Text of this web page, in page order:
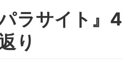
パラサイト』4
り